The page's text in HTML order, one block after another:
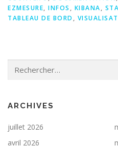
EZMESURE, INFOS , KIBANA,
TABLEAU DE BORD ,
ARCHIVES
juillet 2026
avril 2026